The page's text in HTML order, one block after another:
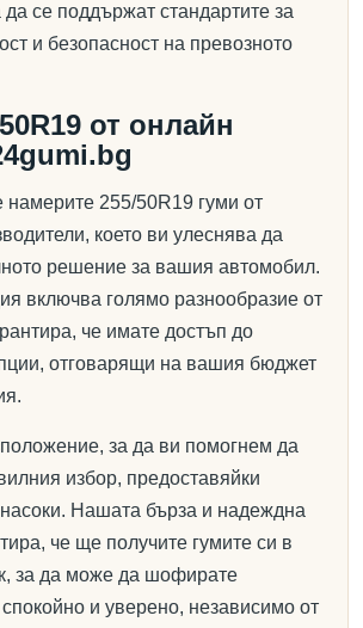
се поддържат стандартите за
и безопасност на превозното
от онлайн
255/50R19 гуми от
което ви улеснява да
решение за вашия автомобил.
включва голямо разнообразие от
че имате достъп до
отговарящи на вашия бюджет
за да ви помогнем да
избор, предоставяйки
Нашата бърза и надеждна
че ще получите гумите си в
за да може да шофирате
и уверено, независимо от